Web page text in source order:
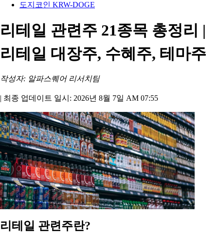
도지코인 KRW-DOGE
리테일 관련주 21종목 총정리 |
리테일 대장주, 수혜주, 테마주
작성자: 알파스퀘어 리서치팀
| 최종 업데이트 일시: 2026년 8월 7일 AM 07:55
리테일 관련주란?